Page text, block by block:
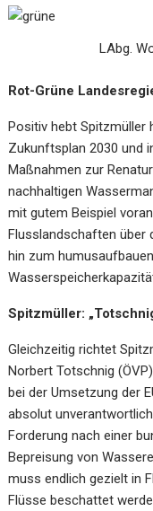
LAbg.
Rot-Grüne
Positiv hebt Spitzmüller
Zukunftsplan 2030 und
Maßnahmen zur
nachhaltigen
mit gutem Beispiel
Flusslandschaften über
hin zum
Spitzmüller:
Gleichzeitig richtet
Norbert Totschnig
bei der Umsetzung der
absolut
Forderung nach einer
Bepreisung von
muss endlich gezielt in
Flüsse beschattet